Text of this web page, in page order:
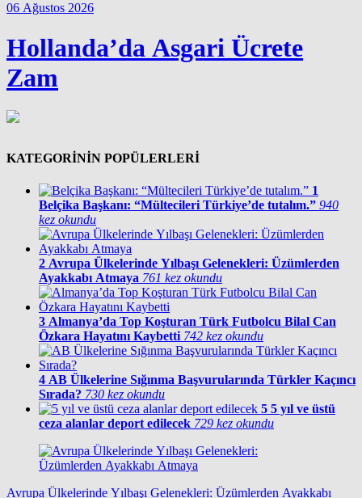
06 Ağustos 2026
Hollanda’da Asgari Ücrete
Zam
KATEGORİNİN POPÜLERLERİ
1
Belçika Başkanı: “Mültecileri Türkiye’de tutalım.” 940
kez okundu
2 Avrupa Ülkelerinde Yılbaşı Gelenekleri: Üzümlerden
Ayakkabı Atmaya 761 kez okundu
3 Almanya’da Top Koşturan Türk Futbolcu Bilal Can
Özkara Hayatını Kaybetti 742 kez okundu
4 AB Ülkelerine Sığınma Başvurularında Türkler Kaçıncı
Sırada? 730 kez okundu
5 5 yıl ve üstü
ceza alanlar deport edilecek 729 kez okundu
Avrupa Ülkelerinde Yılbaşı Gelenekleri: Üzümlerden Ayakkabı